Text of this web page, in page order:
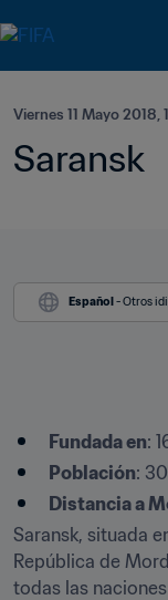
Viernes 11 Mayo 2018,
Saransk
Español - Otros
Fundada en:
Población:
Distancia a
Saransk, situada
República de
todas las